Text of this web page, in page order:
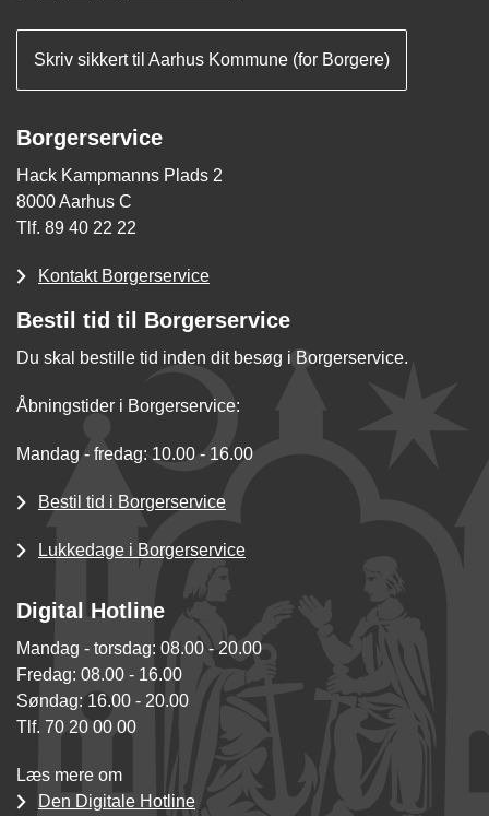
Skriv sikkert til Aarhus Kommune (for Borgere)
Borgerservice
Hack Kampmanns Plads 2
8000 Aarhus C
Tlf. 89 40 22 22
Kontakt Borgerservice
Bestil tid til Borgerservice
Du skal bestille tid inden dit besøg i Borgerservice.
Åbningstider i Borgerservice:
Mandag - fredag: 10.00 - 16.00
Bestil tid i Borgerservice
Lukkedage i Borgerservice
Digital Hotline
Mandag - torsdag: 08.00 - 20.00
Fredag: 08.00 - 16.00
Søndag: 16.00 - 20.00
Tlf. 70 20 00 00
Læs mere om
Den Digitale Hotline